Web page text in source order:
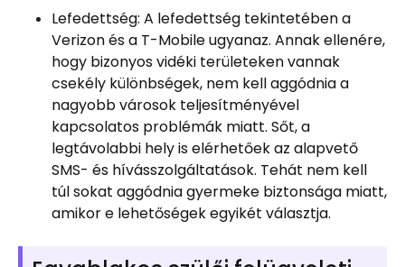
Lefedettség: A lefedettség tekintetében a
Verizon és a T-Mobile ugyanaz. Annak ellenére,
hogy bizonyos vidéki területeken vannak
csekély különbségek, nem kell aggódnia a
nagyobb városok teljesítményével
kapcsolatos problémák miatt. Sőt, a
legtávolabbi hely is elérhetőek az alapvető
SMS- és hívásszolgáltatások. Tehát nem kell
túl sokat aggódnia gyermeke biztonsága miatt,
amikor e lehetőségek egyikét választja.